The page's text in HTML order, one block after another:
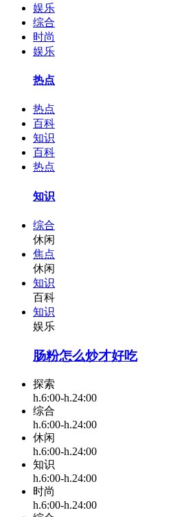
娱乐
综合
时尚
娱乐
热点
热点
百科
知识
百科
热点
知识
综合
休闲
焦点
休闲
知识
百科
知识
娱乐
肠粉怎么炒才好吃
探索
h.6:00-h.24:00
综合
h.6:00-h.24:00
休闲
h.6:00-h.24:00
知识
h.6:00-h.24:00
时尚
h.6:00-h.24:00